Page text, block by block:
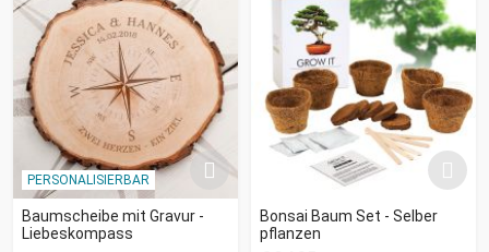
PERSONALISIERBAR
Baumscheibe mit Gravur -
Liebeskompass
Bonsai Baum Set - Selber
pflanzen